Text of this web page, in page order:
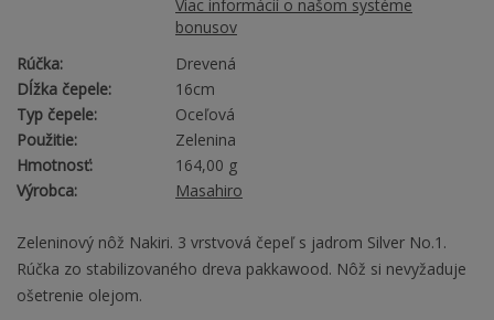
Viac informácií o našom systéme
bonusov
Rúčka:
Drevená
Dĺžka čepele:
16cm
Typ čepele:
Oceľová
Použitie:
Zelenina
Hmotnosť:
164,00 g
Výrobca:
Masahiro
Zeleninový nôž Nakiri. 3 vrstvová čepeľ s jadrom Silver No.1.
Rúčka zo stabilizovaného dreva pakkawood. Nôž si nevyžaduje
ošetrenie olejom.